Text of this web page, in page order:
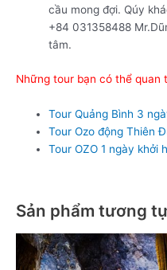
cầu mong đợi. Qúy
+84 031358488
tâm.
Những tour bạn có thể quan
Tour Quảng Bình 3
Tour Ozo động Thiên
Tour OZO 1 ngày khởi
Sản phẩm tương